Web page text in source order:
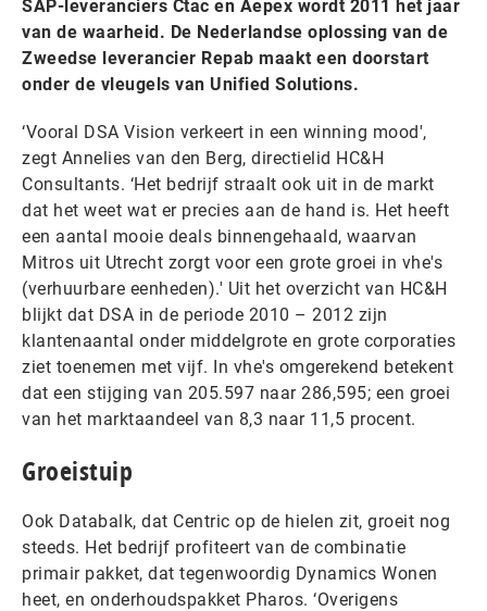
SAP-leveranciers Ctac en Aepex wordt 2011 het jaar
van de waarheid. De Nederlandse oplossing van de
Zweedse leverancier Repab maakt een doorstart
onder de vleugels van Unified Solutions.
‘Vooral DSA Vision verkeert in een winning mood',
zegt Annelies van den Berg, directielid HC&H
Consultants. ‘Het bedrijf straalt ook uit in de markt
dat het weet wat er precies aan de hand is. Het heeft
een aantal mooie deals binnengehaald, waarvan
Mitros uit Utrecht zorgt voor een grote groei in vhe's
(verhuurbare eenheden).' Uit het overzicht van HC&H
blijkt dat DSA in de periode 2010 – 2012 zijn
klantenaantal onder middelgrote en grote corporaties
ziet toenemen met vijf. In vhe's omgerekend betekent
dat een stijging van 205.597 naar 286,595; een groei
van het marktaandeel van 8,3 naar 11,5 procent.
Groeistuip
Ook Databalk, dat Centric op de hielen zit, groeit nog
steeds. Het bedrijf profiteert van de combinatie
primair pakket, dat tegenwoordig Dynamics Wonen
heet, en onderhoudspakket Pharos. ‘Overigens